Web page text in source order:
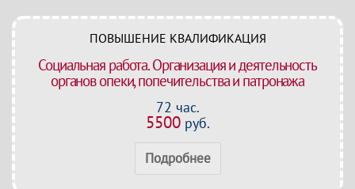
ПОВЫШЕНИЕ КВАЛИФИКАЦИЯ
Социальная работа. Организация и деятельность
органов опеки, попечительства и патронажа
72 час.
5500руб.
Подробнее